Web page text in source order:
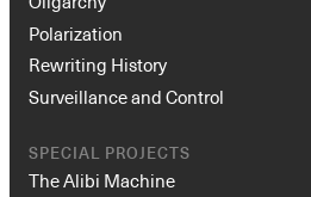
Polarization
Rewriting History
Surveillance and Control
SPECIAL PROJECTS
The Alibi Machine